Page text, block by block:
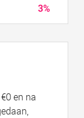
3%
en na